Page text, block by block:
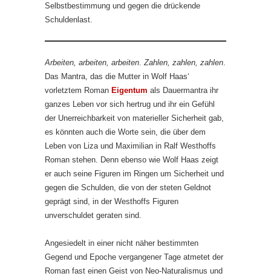
Selbstbestimmung und gegen die drückende
Schuldenlast.
Arbeiten, arbeiten, arbeiten Zahlen, zahlen, zahlen
Das Mantra, das die Mutter in Wolf Haas‘
vorletztem Roman Eigentum als Dauermantra ihr
ganzes Leben vor sich hertrug und ihr ein Gefühl
der Unerreichbarkeit von materieller Sicherheit gab,
es könnten auch die Worte sein, die über dem
Leben von Liza und Maximilian in Ralf Westhoffs
Roman stehen. Denn ebenso wie Wolf Haas zeigt
er auch seine Figuren im Ringen um Sicherheit und
gegen die Schulden, die von der steten Geldnot
geprägt sind, in der Westhoffs Figuren
unverschuldet geraten sind.
Angesiedelt in einer nicht näher bestimmten
Gegend und Epoche vergangener Tage atmetet der
Roman fast einen Geist von Neo-Naturalismus und